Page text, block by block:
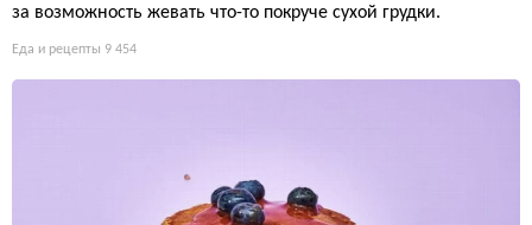
за возможность жевать что-то покруче сухой грудки.
Еда и рецепты 9 454